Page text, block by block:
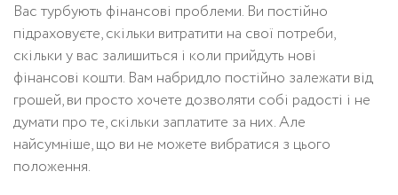
Вас турбують фінансові проблеми. Ви постійно
підраховуєте, скільки витратити на свої потреби,
скільки у вас залишиться і коли прийдуть нові
фінансові кошти. Вам набридло постійно залежати від
грошей, ви просто хочете дозволяти собі радості і не
думати про те, скільки заплатите за них. Але
найсумніше, що ви не можете вибратися з цього
положення.